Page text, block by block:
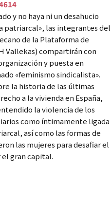
y no haya ni un desahucio
patriarcal», las integrantes del
de la Plataforma de
Vallekas) compartirán con
y puesta en
«feminismo sindicalista».
la historia de las últimas
a la vivienda en España,
la violencia de los
como íntimamente ligada
así como las formas de
las mujeres para desafiar el
gran capital.